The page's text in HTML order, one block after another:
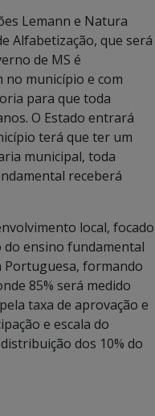
Lemann e Natura
Alfabetização, que será
de MS é
no município e com
para que toda
O Estado entrará
terá que ter um
municipal, toda
receberá
local, focado
do ensino fundamental
Portuguesa, formando
85% será medido
taxa de aprovação e
e escala do
dos 10% do